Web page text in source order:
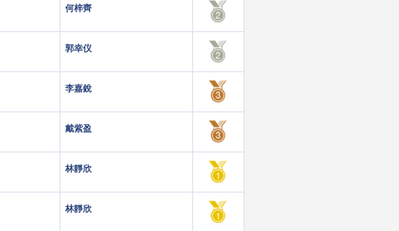
何梓齊
郭幸仪
李嘉銳
戴紫盈
林靜欣
林靜欣